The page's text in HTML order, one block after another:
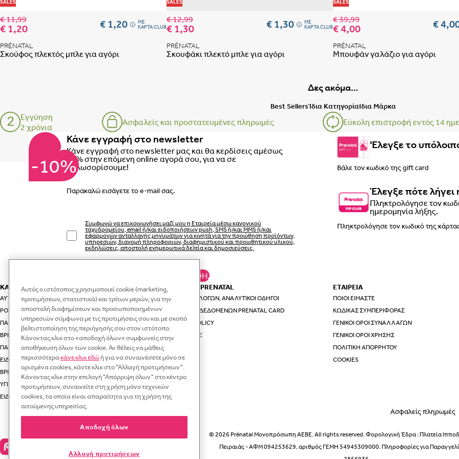
Οδηγός μεγεθών μαμάς
ΕΣΩΡΟΥΧΑ ΕΓΚΥΜΟΣΥΝΗΣ
ΒΗΜΑ 1
ΕΣΩΡΟΥΧΑ ΕΓΚΥΜΟΣΥΝΗΣ
ΕΣΩΡΟΥΧΑ ΓΙΑ ΜΕΤΑ ΤΟΝ
SALES
€ 11,99
€ 1,20 € 1,20 ME
ΚΑΡΤΑ CLUB
PRÉNATAL
Σκούφος πλεκτός μπλε για αγόρι
SALES
€ 12,99
€ 1,30 € 1,30 ME
ΚΑΡΤΑ CLUB
PRÉNATAL
Σκουφάκι πλεκτό μπλε για αγόρι
SALES
€ 39,99
€ 4,00 €
PRÉNATAL
Μπουφάν γαλάζιο για αγόρι
Δες ακόμα…
Best SellersΊδια ΚατηγορίαΙδια Μάρκα
Εγγύηση
2 χρόνια
Ασφαλείς και προστατευμένες πληρωμές Εύκολη επιστροφή εντός 14
-10%
Κάνε εγγραφή στο newsletter
Κάνε εγγραφή στο newsletter μας και θα κερδίσεις αμέσως
10% στην επόμενη online αγορά σου, για να σε
καλωσορίσουμε!
Email
Συμφωνώ να επικοινωνήσει μαζί μου η Εταιρεία μέσω κανονικού
ταχυδρομείου, email ή/και ειδοποιήσεων push, SMS ή/και MMS ή/και
εφαρμογών ανταλλαγής μηνυμάτων για κινητά για την προώθηση προϊόντων,
υπηρεσιών, διανομή πληροφοριών, διαφημιστικού και προωθητικού υλικού,
εκδηλώσεις, αποστολή ενημερωτικά δελτία και δημοσιεύσεις.
ΚΆΝΕ ΕΓΓΡΑΦΉ.
'Ελεγξε το
Έλεγξε πότε
Πληκτρολόγησε τον
ημερομηνία λήξης.
ΚΑΤΗΓΟΡΙΕΣ
ΑΥΤΟΚΊΝΗΤΟ & ΤΑΞΊΔΙ
ΡΟΎΧΑ ΚΑΙ ΑΞΕΣΟΥΆΡ ΓΙΑ ΤΗ ΜΑΜΆ
ΠΑΙΔΙΚΆ ΡΟΎΧΑ
ΒΡΕΦΙΚΆ ΡΟΎΧΑ
ΠΑΙΔΙΚΆ ΠΑΠΟΎΤΣΙΑ
ΕΊΔΗ ΓΙΑ ΤΗ ΒΌΛΤΑ ΜΕ ΤΟ ΜΩΡΌ ΣΑΣ
ΒΡΕΦΙΚΆ ΚΑΙ ΠΑΙΔΙΚΆ ΕΊΔΗ ΓΙΑ ΤΟ ΣΠΊΤΙ
ΥΓΙΕΙΝΉ
ΕΊΔΗ ΦΑΓΗΤΟΎ ΓΙΑ ΜΩΡΆ
ΕΣΥ ΚΑΙ Η PRENATAL
ΟΔΗΓΟΊ ΕΠΙΛΟΓΏΝ, ΑΝΑΛΥΤΙΚΟΊ ΟΔΗΓΟΊ
ΠΡΟΣΤΑΣΊΑ ΔΕΔΟΜΈΝΩΝ PRENATAL CARD
VIP CLUB POLICY
RECYCLE.ME
ΕΤΑΙΡΕΙΑ
ΠΟΙΟΙ ΕΊΜΑΣΤΕ
ΚΏΔΙΚΑΣ ΣΥΜΠΕΡΙΦΟΡΆΣ
ΓΕΝΙΚΟΊ ΌΡΟΙ ΣΥΝΑΛΛΑΓΏΝ
ΓΕΝΙΚΟΊ ΌΡΟΙ ΧΡΉΣΗΣ
ΠΟΛΙΤΙΚΉ ΑΠΟΡΡΉΤΟΥ
COOKIES
Ασφαλείς πληρωμές
© 2026 Prénatal Μονοπρόσωπη ΑΕΒΕ. All rights reserved. Φορολογική Έδρα : Πλατεία
Πειραιάς - ΑΦΜ 094253629, αριθμός ΓΕΜΗ 54945309000. Πληροφορίες για
Αυτός ο ιστότοπος χρησιμοποιεί cookie (marketing,
προτιμήσεων, στατιστικά) και τρίτων μερών, για την
αποστολή διαφημίσεων και προσωποποιημένων
υπηρεσιών σύμφωνα με τις προτιμήσεις σου και με σκοπό
βελτιστοποίηση της περιήγησής σου στον ιστότοπο.
Κάνοντας κλικ στο «αποδοχή όλων» συμφωνείς στην
αποθήκευση όλων των cookie. Αν θέλεις να μάθεις
περισσότερακάνε κλικ εδώή για να συναινέσετε μόνο σε
ορισμένα cookies, κάντε κλικ στο "Αλλαγή προτιμήσεων".
Κάνοντας κλικ στην επιλογή "Απόρριψη όλων" στο κέντρο
προτιμήσεων, συναινείτε στη χρήση μόνο τεχνικών
cookies, τα οποία είναι απαραίτητα για τη χρήση της
αιτούμενης υπηρεσίας.
Αποδοχή όλων
Αλλαγή προτιμήσεων